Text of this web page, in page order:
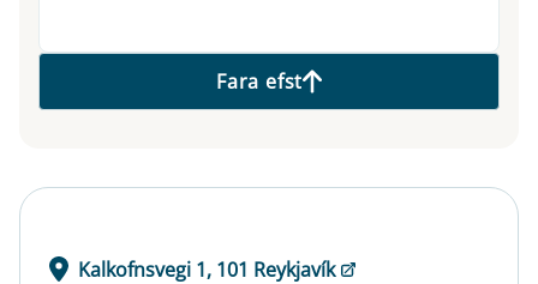
Fara efst
Kalkofnsvegi 1, 101 Reykjavík